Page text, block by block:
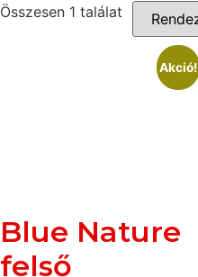
Összesen 1 találat
Akció!
Blue Nature
felső